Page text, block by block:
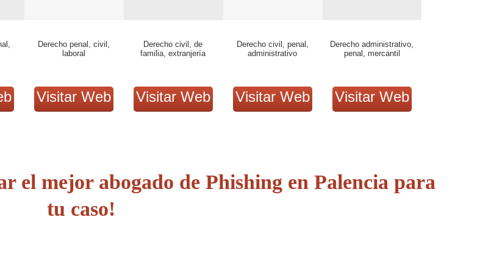
Derecho penal, civil,
laboral
Visitar Web
Derecho civil, de
familia, extranjería
Visitar Web
Derecho civil, penal,
administrativo
Visitar Web
Derecho administrativo,
penal, mercantil
Visitar Web
el mejor abogado de Phishing en Palencia para
tu caso!